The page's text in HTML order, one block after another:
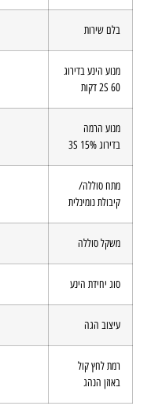
בלם שירות
מנוע הינע בדירוג
2S 60 דקות
מנוע הרמה
בדירוג 3S 15%
מתח סוללה/
קיבולת נומינלית
משקל סוללה
סוג יחידת הינע
עיצוב הגה
רמת לחץ קול
באוזן הנהג